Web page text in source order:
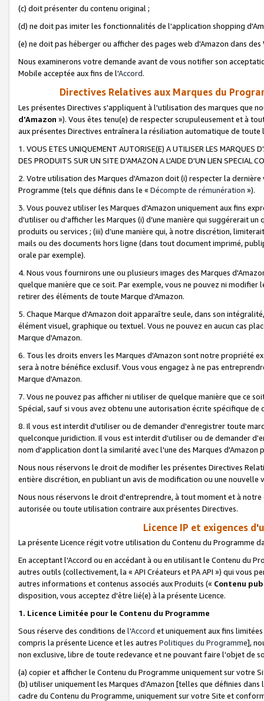
(c) doit présenter du contenu original ;
(d) ne doit pas imiter les fonctionnalités de l'application shopping
(e) ne doit pas héberger ou afficher des pages web d'Amazon dans
Nous examinerons votre demande avant de vous notifier son
Mobile acceptée aux fins de l'Accord.
Directives Relatives aux Marques du
Les présentes Directives s'appliquent à l'utilisation des marques que
d'Amazon »). Vous êtes tenu(e) de respecter scrupuleusement et à
aux présentes Directives entraînera la résiliation automatique de
1. VOUS ETES UNIQUEMENT AUTORISE(E) A UTILISER LES MARQUES
DES PRODUITS SUR UN SITE D'AMAZON A L'AIDE D'UN LIEN SPECIAL
2. Votre utilisation des Marques d'Amazon doit (i) respecter la
Programme (tels que définis dans le « Décompte de rémunération »).
3. Vous pouvez utiliser les Marques d'Amazon uniquement aux fins
d'utiliser ou d'afficher les Marques (i) d’une manière qui suggérerait
produits ou services ; (iii) d’une manière qui, à notre discrétion,
mails ou des documents hors ligne (dans tout document imprimé,
orale par exemple).
4. Nous vous fournirons une ou plusieurs images des Marques
quelque manière que ce soit. Par exemple, vous ne pouvez ni
retirer des éléments de toute Marque d'Amazon.
5. Chaque Marque d'Amazon doit apparaître seule, dans son
élément visuel, graphique ou textuel. Vous ne pouvez en aucun cas
Marque d'Amazon.
6. Tous les droits envers les Marques d'Amazon sont notre propriété
sera à notre bénéfice exclusif. Vous vous engagez à ne pas
Marque d'Amazon.
7. Vous ne pouvez pas afficher ni utiliser de quelque manière que ce
Spécial, sauf si vous avez obtenu une autorisation écrite spécifique de
8. Il vous est interdit d'utiliser ou de demander d'enregistrer toute
quelconque juridiction. Il vous est interdit d'utiliser ou de demander
nom d'application dont la similarité avec l'une des Marques
Nous nous réservons le droit de modifier les présentes Directives
entière discrétion, en publiant un avis de modification ou une nouvelle
Nous nous réservons le droit d'entreprendre, à tout moment et à
autorisée ou toute utilisation contraire aux présentes Directives.
Licence IP et exigences
La présente Licence régit votre utilisation du Contenu du Programme
En acceptant l'Accord ou en accédant à ou en utilisant le Contenu du
autres outils (collectivement, la « API Créateurs et PA API ») qui vous
autres informations et contenus associés aux Produits (« Contenu
disposition, vous acceptez d'être lié(e) à la présente Licence.
1. Licence Limitée pour le Contenu du Programme
Sous réserve des conditions de l'Accord et uniquement aux fins
compris la présente Licence et les autres Politiques du Programme],
non exclusive, libre de toute redevance et ne pouvant faire l'objet de
(a) copier et afficher le Contenu du Programme uniquement sur votre
(b) utiliser uniquement les Marques d'Amazon [telles que définies dans
cadre du Contenu du Programme, uniquement sur votre Site et